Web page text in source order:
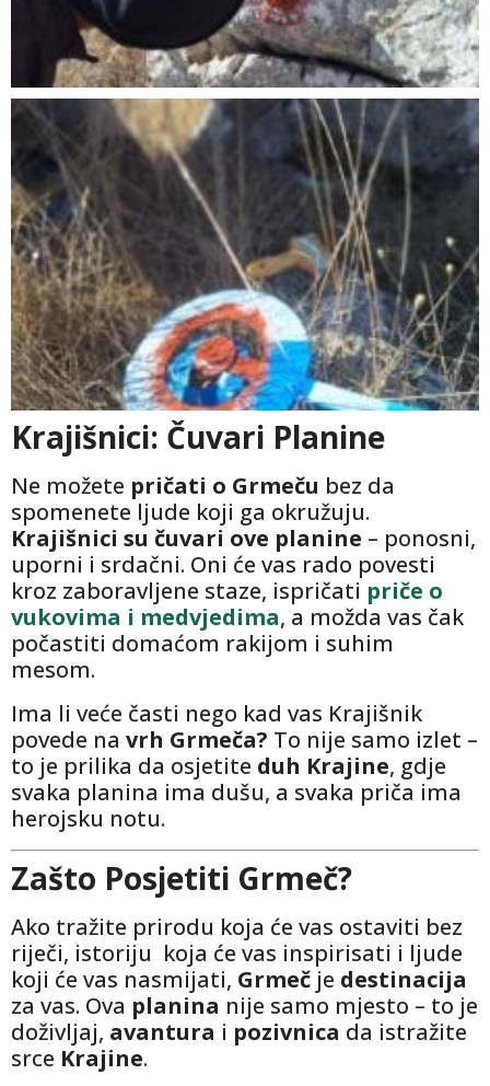
Krajišnici: Čuvari Planine
Ne možete pričati o Grmeču bez da
spomenete ljude koji ga okružuju.
Krajišnici su čuvari ove planine – ponosni,
uporni i srdačni. Oni će vas rado povesti
kroz zaboravljene staze, ispričati priče o
vukovima i medvjedima, a možda vas čak
počastiti domaćom rakijom i suhim
mesom.
Ima li veće časti nego kad vas Krajišnik
povede na vrh Grmeča? To nije samo izlet –
to je prilika da osjetite duh Krajine, gdje
svaka planina ima dušu, a svaka priča ima
herojsku notu.
Zašto Posjetiti Grmeč?
Ako tražite prirodu koja će vas ostaviti bez
riječi, istoriju koja će vas inspirisati i ljude
koji će vas nasmijati, Grmeč je destinacija
za vas. Ova planina nije samo mjesto – to je
doživljaj, avantura i pozivnica da istražite
srce Krajine.